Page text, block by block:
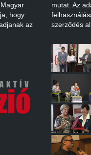
hogy
az
mutat. Az
szerződés